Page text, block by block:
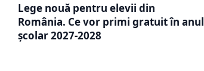
Lege nouă pentru elevii din
România. Ce vor primi gratuit în anul
școlar 2027-2028